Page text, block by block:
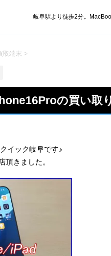
岐阜駅より徒歩2分。
取端末 >
の買い取
イック岐阜です♪
頂きました。